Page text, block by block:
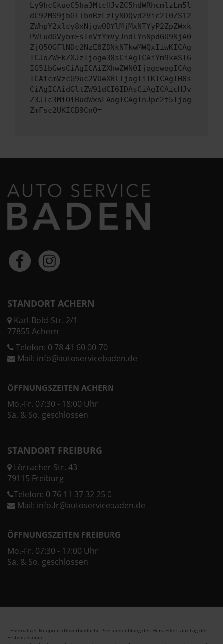
Ly9hcGkueC5ha3MtcHJvZC5hdWRhcmlzLm5l
dC92MS9jbGllbnRzLzIyNDQvd2Vic2l0ZS12
ZWhpY2xlcy8xNjgwODYlMjMxNTYyP2ZpZWxk
PWludGVybmFsTnVtYmVyJndlYnNpdGU9NjA0
ZjQ5OGFlNDc2NzE0ZDNkNTkwMWQxIiwKICAg
ICJoZWFkZXJzIjoge30sCiAgICAiYm9keSI6
IG51bGwsCiAgICAiZXhwZWN0IjogewogICAg
ICAicmVzcG9uc2VUeXBlIjogIiIKICAgIH0s
CiAgICAidGltZW91dCI6IDAsCiAgICAicHJv
Z3Jlc3MiOiBudWxsLAogICAgInJpc2t5Ijog
ZmFsc2UKICB9Cn0=
STANDORT ACHERN
Karl-Bold-Str. 2/1
77855 Achern
Telefon: 0 78 41 60 00-70
Mail: info@autoservicebaden.de
ÖFFNUNGSZEITEN ACHERN
Mo.-Fr. 07:30 - 18:00 Uhr
Sa. & So. geschlossen
STANDORT FREIBURG
Lörracher Str. 43
79115 Freiburg
Telefon: 0 76 11 37 32 25 0
Mail: info.fr@autoservicebaden.de
ÖFFNUNGSZEITEN FREIBURG
Mo.-Fr. 07:30 - 17:00 Uhr
Sa. & So. geschlossen
1 Ehemaliger Neupreis (Unverbindliche Preisempfehlung des Herstellers am Tag der
Erstzulassung).